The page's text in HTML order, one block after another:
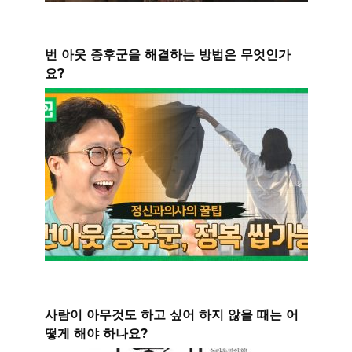
번 아웃 증후군을 해결하는 방법은 무엇인가
요?
사람이 아무것도 하고 싶어 하지 않을 때는 어
떻게 해야 하나요?